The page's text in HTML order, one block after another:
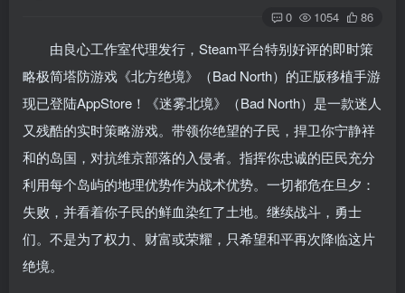
0 1054 86
由良心工作室代理发行，Steam平台特别好评的即时策
略极简塔防游戏《北方绝境》（Bad North）的正版移植手游
现已登陆AppStore！《迷雾北境》（Bad North）是一款迷人
又残酷的实时策略游戏。带领你绝望的子民，捍卫你宁静祥
和的岛国，对抗维京部落的入侵者。指挥你忠诚的臣民充分
利用每个岛屿的地理优势作为战术优势。一切都危在旦夕：
失败，并看着你子民的鲜血染红了土地。继续战斗，勇士
们。不是为了权力、财富或荣耀，只希望和平再次降临这片
绝境。
扫码登录
使用其它方式登录或注册